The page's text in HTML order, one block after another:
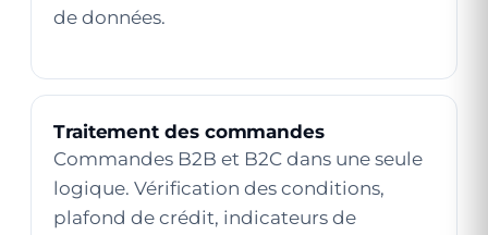
de données.
Traitement des commandes
Commandes B2B et B2C dans une seule
logique. Vérification des conditions,
plafond de crédit, indicateurs de